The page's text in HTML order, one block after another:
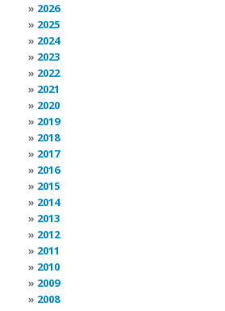
2026
2025
2024
2023
2022
2021
2020
2019
2018
2017
2016
2015
2014
2013
2012
2011
2010
2009
2008